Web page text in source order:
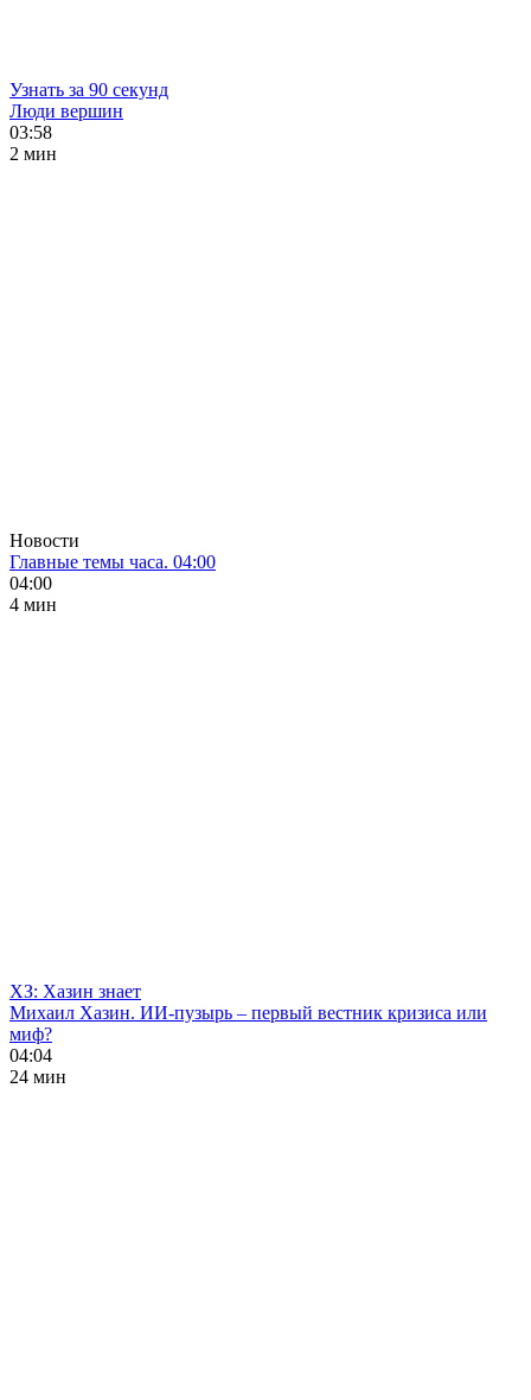
Узнать за 90 секунд
Люди вершин
03:58
2 мин
Новости
Главные темы часа. 04:00
04:00
4 мин
ХЗ: Хазин знает
Михаил Хазин. ИИ-пузырь – первый вестник кризиса или
миф?
04:04
24 мин